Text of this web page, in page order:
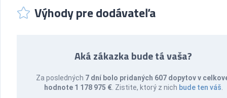
Výhody pre dodávateľa
Aká zákazka bude tá vaša?
Za posledných 7 dní bolo pridaných 607 dopytov v
hodnote 1 178 975 € . Zistite, ktorý z nich bude ten váš